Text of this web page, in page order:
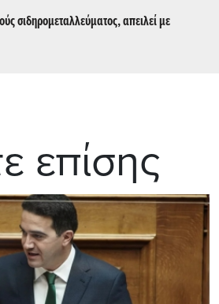
σιδηρομεταλλεύματος, απειλεί με
επίσης